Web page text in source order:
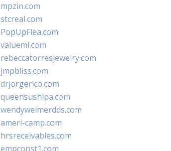
mpzin.com
stcreal.com
PopUpFlea.com
valueml.com
rebeccatorresjewelry.com
jmpbliss.com
drjorgerico.com
queensushipa.com
wendyweimerdds.com
ameri-camp.com
hrsreceivables.com
empconst1.com